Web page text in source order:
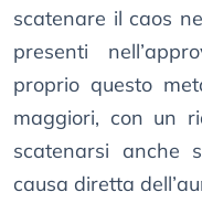
scatenare il caos
presenti
proprio questo
maggiori, con un
scatenarsi anche
causa diretta